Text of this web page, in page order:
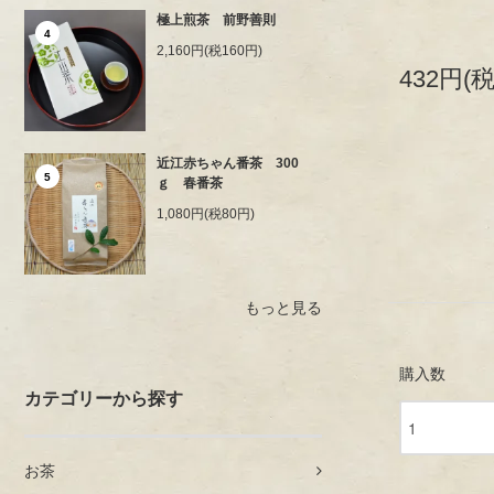
4
極上煎茶 前野善則
2,160円(税160円)
5
近江赤ちゃん番茶 300
ｇ 春番茶
1,080円(税80円)
もっと見る
カテゴリーから探す
お茶
432円(
購入数